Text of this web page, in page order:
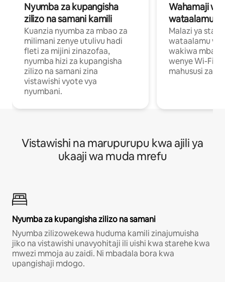
Nyumba za kupangisha
zilizo na samani kamili
Kuanzia nyumba za mbao za
milimani zenye utulivu hadi
fleti za mijini zinazofaa,
nyumba hizi za kupangisha
zilizo na samani zina
vistawishi vyote vya
nyumbani.
Wahamaji
wataalamu
Malazi ya
wataalamu
wakiwa mbali
wenye Wi-Fi
mahususi za
Vistawishi na marupurupu kwa ajili ya
ukaaji wa muda mrefu
Nyumba za kupangisha zilizo na samani
Nyumba zilizowekewa huduma kamili zinajumuisha
jiko na vistawishi unavyohitaji ili uishi kwa starehe kwa
mwezi mmoja au zaidi. Ni mbadala bora kwa
upangishaji mdogo.